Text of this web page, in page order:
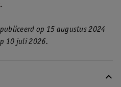
.
op 15 augustus 2024
10 juli 2026.